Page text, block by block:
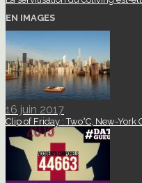
EN IMAGES
16 juin 2017
Clip of Friday : Two°C, New-York